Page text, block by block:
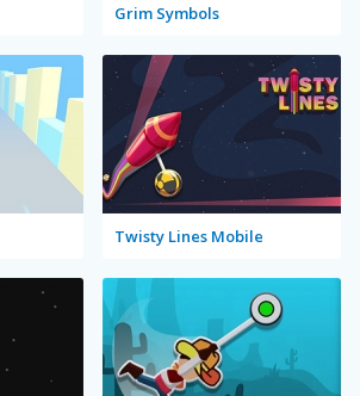
Grim Symbols
Twisty Lines Mobile